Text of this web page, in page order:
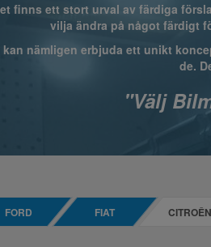
finns ett stort urval av färdiga
vilja ändra på något färdigt
kan nämligen erbjuda ett unikt
de.
"Välj
FORD FIAT CITROÊN